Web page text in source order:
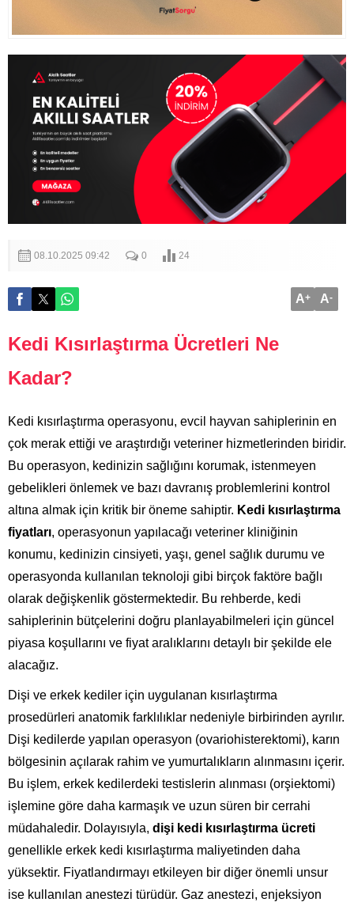
08.10.2025 09:42 0 24
A+ A-
Kedi Kısırlaştırma Ücretleri Ne
Kadar?
Kedi kısırlaştırma operasyonu, evcil hayvan sahiplerinin en
çok merak ettiği ve araştırdığı veteriner hizmetlerinden biridir.
Bu operasyon, kedinizin sağlığını korumak, istenmeyen
gebelikleri önlemek ve bazı davranış problemlerini kontrol
altına almak için kritik bir öneme sahiptir. Kedi kısırlaştırma
fiyatları, operasyonun yapılacağı veteriner kliniğinin
konumu, kedinizin cinsiyeti, yaşı, genel sağlık durumu ve
operasyonda kullanılan teknoloji gibi birçok faktöre bağlı
olarak değişkenlik göstermektedir. Bu rehberde, kedi
sahiplerinin bütçelerini doğru planlayabilmeleri için güncel
piyasa koşullarını ve fiyat aralıklarını detaylı bir şekilde ele
alacağız.
Dişi ve erkek kediler için uygulanan kısırlaştırma
prosedürleri anatomik farklılıklar nedeniyle birbirinden ayrılır.
Dişi kedilerde yapılan operasyon (ovariohisterektomi), karın
bölgesinin açılarak rahim ve yumurtalıkların alınmasını içerir.
Bu işlem, erkek kedilerdeki testislerin alınması (orşiektomi)
işlemine göre daha karmaşık ve uzun süren bir cerrahi
müdahaledir. Dolayısıyla, dişi kedi kısırlaştırma ücreti
genellikle erkek kedi kısırlaştırma maliyetinden daha
yüksektir. Fiyatlandırmayı etkileyen bir diğer önemli unsur
ise kullanılan anestezi türüdür. Gaz anestezi, enjeksiyon